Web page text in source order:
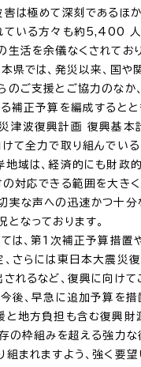
害は極めて深刻であるほ
ている方々も約5,400 人
生活を余儀なくされており
県では、発災以来、国や
のご支援とご協力のなか
補正予算を編成するとと
津波復興計画 復興基本計
けて全力で取り組んでい
地域は、経済的にも財政
の対応できる範囲を大き
実な声への迅速かつ十分
なっております。
は、第1次補正予算措置
、さらには東日本大震災
されるなど、復興に向け
今後、早急に追加予算を措
と地方負担も含む復興財
の枠組みを超える強力な
まれますよう、強く要望